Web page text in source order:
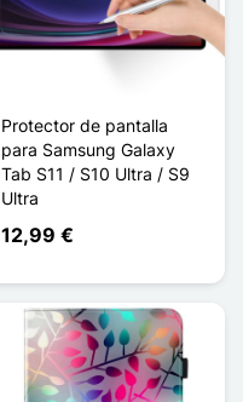
Protector de pantalla
para Samsung Galaxy
Tab S11 / S10 Ultra / S9
Ultra
12,99 €